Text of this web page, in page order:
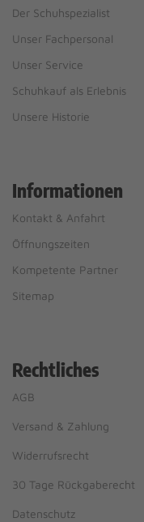
Der Schuhspezialist
Unser Fachpersonal
Unser Service
Schuhkauf als Erlebnis
Unsere Historie
Informationen
Kontakt & Anfahrt
Öffnungszeiten
Kompetente Partner
Sitemap
Rechtliches
AGB
Versand & Zahlung
Widerrufsrecht
30 Tage Rückgaberecht
Datenschutz